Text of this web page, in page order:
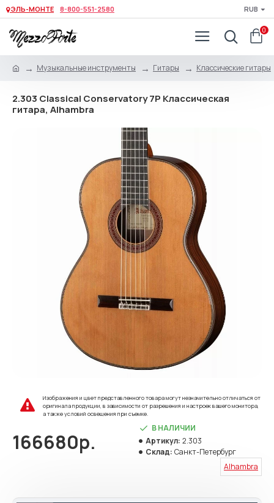
ЭЛЬ-МОНТЕ 8-800-551-2580 RUB
0
Музыкальные инструменты Гитары Классические гитары
2.303 Classical Conservatory 7P Классическая
гитара, Alhambra
Изображения и цвет представленного товара могут незначительно отличаться от
оригинала продукции, в зависимости от разрешения и настроек вашего монитора,
а также условий освещения при съемке.
166680р.
В НАЛИЧИИ
Артикул: 2.303
Склад: Санкт-Петербург
Alhambra